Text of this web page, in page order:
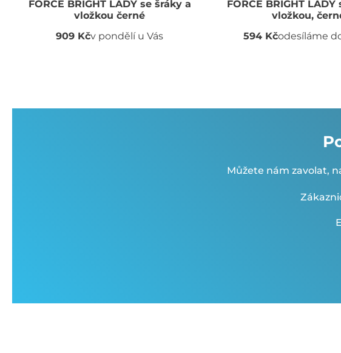
FORCE BRIGHT LADY se šráky a
vložkou černé
909 Kčv pondělí u Vás
FORCE BRIGHT LADY
vložkou,
594 Kčodesíláme
Můžete nám zavolat,